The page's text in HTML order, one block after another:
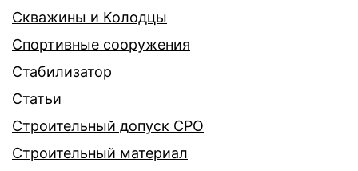
Скважины и Колодцы
Спортивные сооружения
Стабилизатор
Статьи
Строительный допуск СРО
Строительный материал